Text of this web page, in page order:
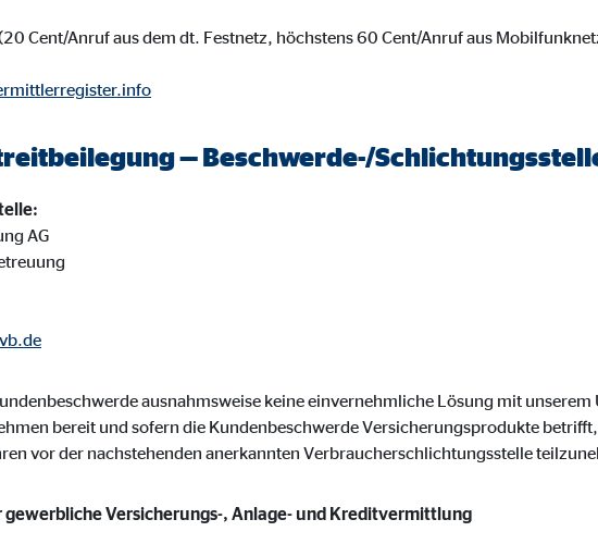
Cent/Anruf aus dem dt. Festnetz, höchstens 60 Cent/Anruf aus
— Beschwerde-/
AG
ausnahmsweise keine einvernehmliche Lösung mit
bereit und sofern die Kundenbeschwerde Versicherungsprodukte
vor der nachstehenden anerkannten Verbraucherschlichtungsstelle
Versicherungs-, Anlage- und Kreditvermittlung
A/S
ad campaign
werden beim Besuch unserer Webseite standardmäßig blockiert. Durch das
Google Ireland Ltd.
google_maps
Einbinden von interaktiven Google Karten